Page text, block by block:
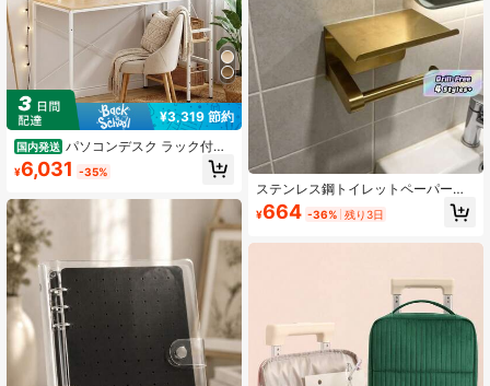
¥3,319 節約
国内発送 パソコンデスク ラック付き
左右入れ替え対応 収納棚付 114x48
x123cm PCデスク ワークデスク 勉
板 在宅勤務 リモートワーク 一体型 A
4対応 省スペース おしゃれ アンティ
ーク調 組立簡単
¥6,031 -35%
ステンレス鋼トイレットペーパーホ
ルダー 上部収納付き - 簡単設置 バス
ルームとバニティに - ドリルは不要
¥664 -36% 残り3日